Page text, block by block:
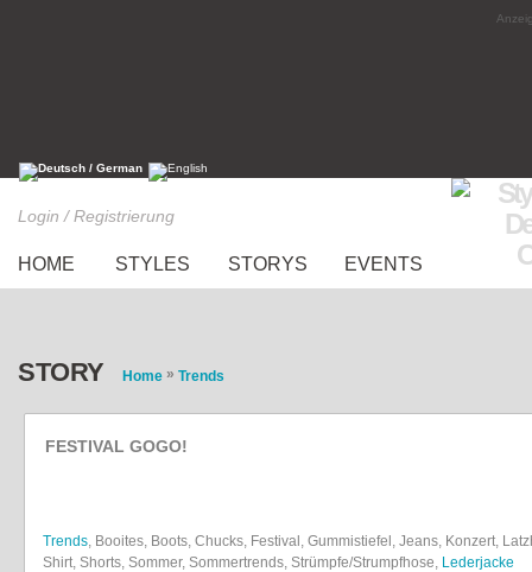
Login / Registrierung
HOME STYLES STORYS EVENTS
STORY Home » Trends
FESTIVAL GOGO!
Trends, Booites, Boots, Chucks, Festival, Gummistiefel, Jeans, Konzert,
Shirt, Shorts, Sommer, Sommertrends, Strümpfe/Strumpfhose, Lederjacke